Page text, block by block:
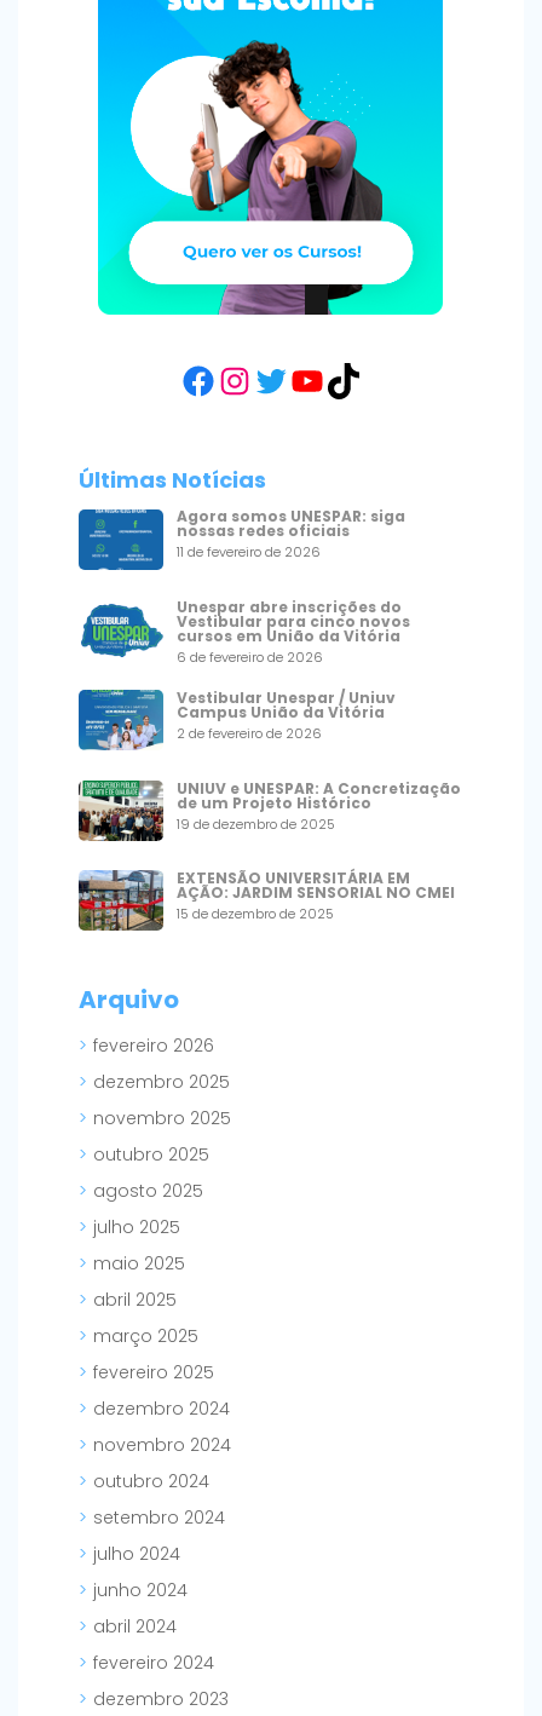
Facebook
Instagram
Twitter
YouTube
TikTok
Últimas Notícias
Agora somos UNESPAR: siga
nossas redes oficiais
11 de fevereiro de 2026
Unespar abre inscrições do
Vestibular para cinco novos
cursos em União da Vitória
6 de fevereiro de 2026
Vestibular Unespar / Uniuv
Campus União da Vitória
2 de fevereiro de 2026
UNIUV e UNESPAR: A Concretização
de um Projeto Histórico
19 de dezembro de 2025
EXTENSÃO UNIVERSITÁRIA EM
AÇÃO: JARDIM SENSORIAL NO CMEI
15 de dezembro de 2025
Arquivo
fevereiro 2026
dezembro 2025
novembro 2025
outubro 2025
agosto 2025
julho 2025
maio 2025
abril 2025
março 2025
fevereiro 2025
dezembro 2024
novembro 2024
outubro 2024
setembro 2024
julho 2024
junho 2024
abril 2024
fevereiro 2024
dezembro 2023